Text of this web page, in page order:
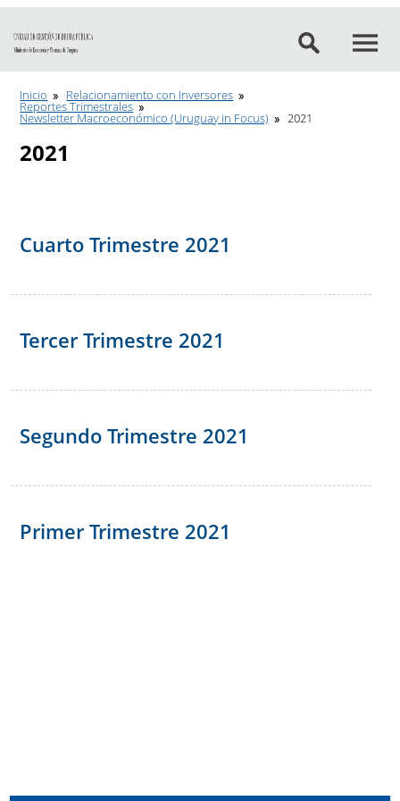
Ir al contenido
Inicio Relacionamiento con Inversores
Reportes Trimestrales
Newsletter Macroeconómico (Uruguay in Focus) 2021
2021
Cuarto Trimestre 2021
Tercer Trimestre 2021
Segundo Trimestre 2021
Primer Trimestre 2021